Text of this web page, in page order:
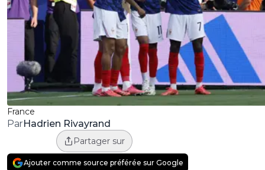
France
ParHadrien Rivayrand
Partager sur
Ajouter comme source préférée sur Google